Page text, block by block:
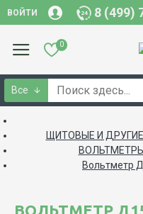
ВОЙТИ 8 (499)
0
Все
ЩИТОВЫЕ И
Вольтметр
ВОЛЬТМЕТР